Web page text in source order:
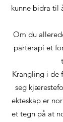
kunne bidra til
Om du
parterapi et
Krangling i de
seg
ekteskap er
et tegn på at